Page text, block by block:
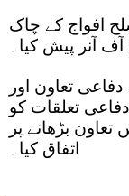
افواج کے چاک
آنر پیش کیا۔
تعاون اور
تعلقات کو
بڑھانے پر
اتفاق کیا۔